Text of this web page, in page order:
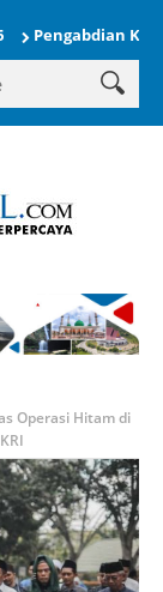
Operasi Hitam di